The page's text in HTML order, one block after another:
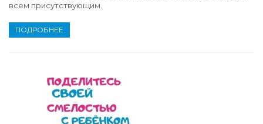
всем присутствующим.
ПОДРОБНЕЕ